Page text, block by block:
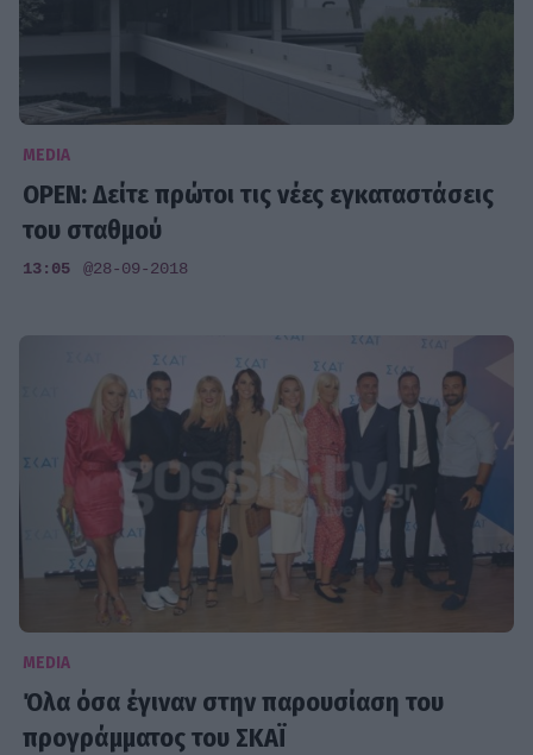
MEDIA
OPEN: Δείτε πρώτοι τις νέες εγκαταστάσεις
του σταθμού
13:05 @28-09-2018
MEDIA
Όλα όσα έγιναν στην παρουσίαση του
προγράμματος του ΣΚΑΪ